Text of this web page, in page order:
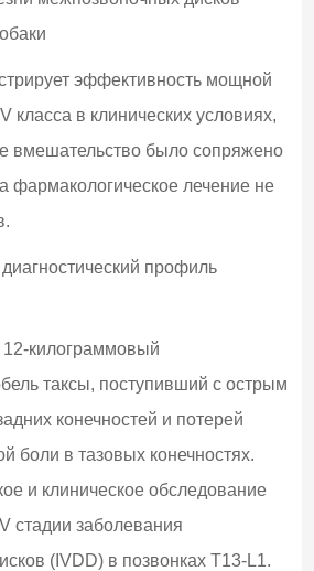
эффективность мощной
класса в клинических условиях,
вмешательство было сопряжено
фармакологическое лечение не
профиль
12-килограммовый
таксы, поступивший с острым
конечностей и потерей
боли в тазовых конечностях.
и клиническое обследование
стадии заболевания
(IVDD) в позвонках T13-L1.